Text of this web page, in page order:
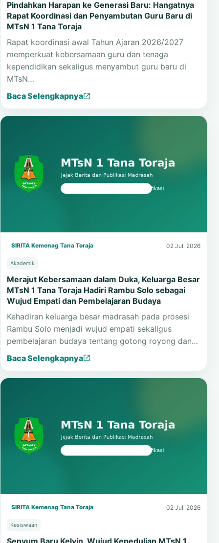
Pindahkan Harapan ke Generasi Baru: Hangatnya
Rapat Koordinasi dan Penyambutan Guru Baru di
MTsN 1 Tana Toraja
Rapat koordinasi awal Tahun Ajaran 2026/2027
memperkuat kebersamaan guru dan tenaga
kependidikan sekaligus menyambut guru baru di
MTsN…
Baca Selengkapnya
SIRITA Kemenag Tana Toraja 02 Juli 2026
Akademik
Merajut Kebersamaan dalam Duka, Keluarga Besar
MTsN 1 Tana Toraja Hadiri Rambu Solo sebagai
Wujud Empati dan Pembelajaran Budaya
Kehadiran keluarga besar madrasah pada prosesi
Rambu Solo menjadi wujud empati sekaligus
pembelajaran budaya tentang gotong royong dan…
Baca Selengkapnya
SIRITA Kemenag Tana Toraja 02 Juli 2026
Kesiswaan